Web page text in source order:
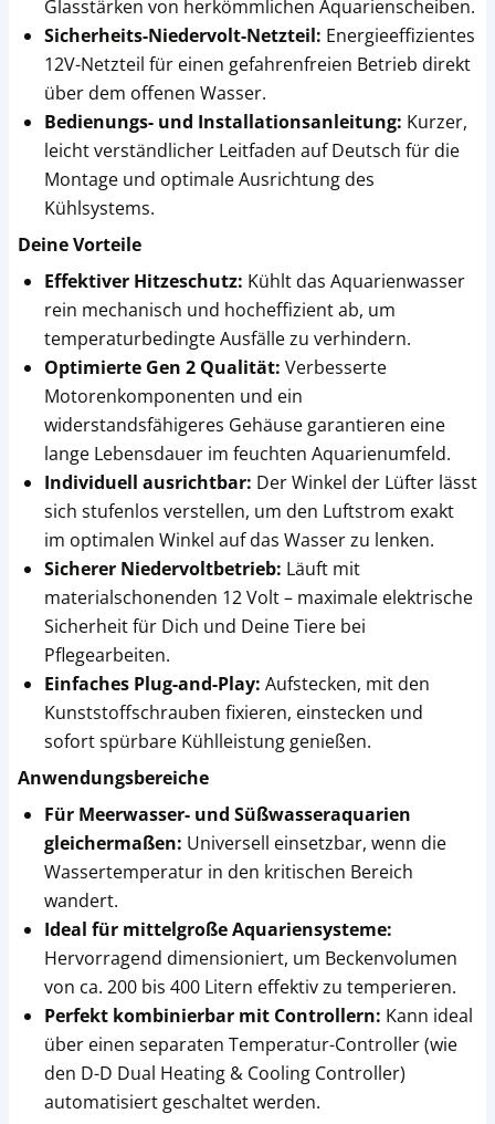
Glasstärken von herkömmlichen Aquarienscheiben.
Sicherheits-Niedervolt-Netzteil: Energieeffizientes
12V-Netzteil für einen gefahrenfreien Betrieb direkt
über dem offenen Wasser.
Bedienungs- und Installationsanleitung: Kurzer,
leicht verständlicher Leitfaden auf Deutsch für die
Montage und optimale Ausrichtung des
Kühlsystems.
Deine Vorteile
Effektiver Hitzeschutz: Kühlt das Aquarienwasser
rein mechanisch und hocheffizient ab, um
temperaturbedingte Ausfälle zu verhindern.
Optimierte Gen 2 Qualität: Verbesserte
Motorenkomponenten und ein
widerstandsfähigeres Gehäuse garantieren eine
lange Lebensdauer im feuchten Aquarienumfeld.
Individuell ausrichtbar: Der Winkel der Lüfter lässt
sich stufenlos verstellen, um den Luftstrom exakt
im optimalen Winkel auf das Wasser zu lenken.
Sicherer Niedervoltbetrieb: Läuft mit
materialschonenden 12 Volt – maximale elektrische
Sicherheit für Dich und Deine Tiere bei
Pflegearbeiten.
Einfaches Plug-and-Play: Aufstecken, mit den
Kunststoffschrauben fixieren, einstecken und
sofort spürbare Kühlleistung genießen.
Anwendungsbereiche
Für Meerwasser- und Süßwasseraquarien
gleichermaßen: Universell einsetzbar, wenn die
Wassertemperatur in den kritischen Bereich
wandert.
Ideal für mittelgroße Aquariensysteme:
Hervorragend dimensioniert, um Beckenvolumen
von ca. 200 bis 400 Litern effektiv zu temperieren.
Perfekt kombinierbar mit Controllern: Kann ideal
über einen separaten Temperatur-Controller (wie
den D-D Dual Heating & Cooling Controller)
automatisiert geschaltet werden.